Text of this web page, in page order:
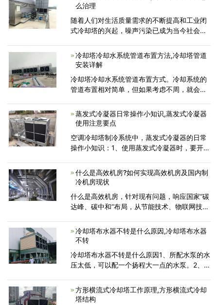
品的噪声源和
么治理
随着人们对生活质量需求的不断提高和工业闭
式冷却塔的兴起，噪声污染已成为当今社会冷
塔制造商康明小带您看看如何控制闭式冷却塔
产品的噪声源和
冷却塔冷却水系统管道布置方法,冷却塔管道
安装详解
冷却塔冷却水系统管道布置方式。冷却系统的
管道布置相对简单，但如果考虑不周，就会出
式系统，进入水泵并压入管道，造成水泵出水
口和管道严重损坏。
蒸发式冷凝器日常操作小知识,蒸发式冷凝器
使用注意要点
空调冷却塔制冷系统中，蒸发式冷凝器的日常
操作小知识：1、使用蒸发式冷凝器时，要开启
出液阀、安全阀。2、在使用蒸发式冷凝器的过
程中，冷凝压力不
什么是高效机房?如何实现高效机房及国内制
冷机房现状
什么是高效机房，针对现有问题，响应国家“碳
达峰、碳中和”布局，从节能技术、物联网技术
低效率等问题，提出高效机房的智慧节能解决
方案，促进建筑绿色
冷却塔布水器不转是什么原因,冷却塔布水器
不转
冷却塔布水器不转是什么原因1、所配水泵的水
压太低，可以配一个扬程大一点的水泵。2、布
3、手拨动一下是否会转，若不会转，则有以
下几种情况a、布水
方形横流式冷却塔工作原理,方形横流式冷却
塔结构